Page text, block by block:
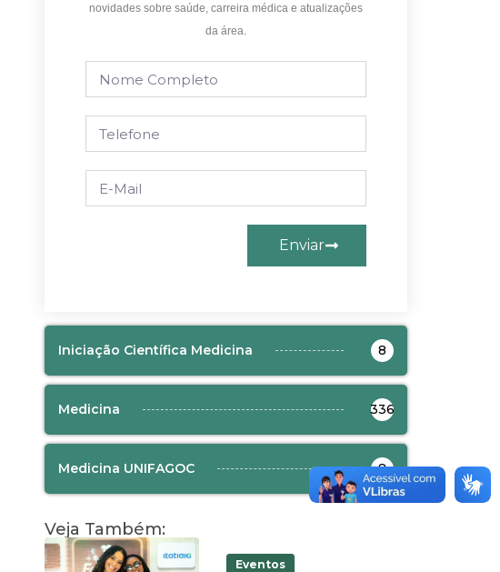
novidades sobre saúde, carreira médica e atualizações
da área.
Enviar
Iniciação Científica Medicina 8
Medicina 336
Medicina UNIFAGOC 8
Veja Também:
Eventos